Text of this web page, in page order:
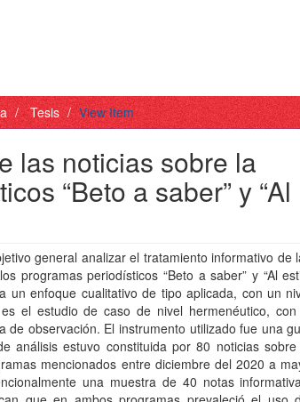
Tesis View Item
las noticias sobre la
“Beto a saber” y “Al
general analizar el tratamiento informativo de
programas periodísticos “Beto a saber” y “Al
un enfoque cualitativo de tipo aplicada, con un
el estudio de caso de nivel hermenéutico, con
de observación. El instrumento utilizado fue una
análisis estuvo constituida por 80 noticias
mencionados entre diciembre del 2020 a
una muestra de 40 notas